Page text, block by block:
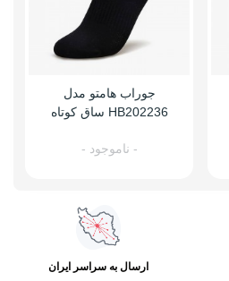
جوراب هامتو مدل
HB202236 ساق کوتاه
- ناموجود -
ارسال به سراسر ایران